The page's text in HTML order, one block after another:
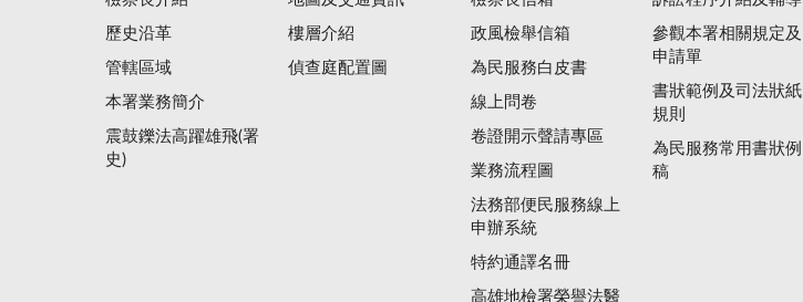
歷史沿革
管轄區域
本署業務簡介
震鼓鑠法高躍雄飛(署
史)
樓層介紹
偵查庭配置圖
政風檢舉信箱
為民服務白皮書
線上問卷
卷證開示聲請專區
業務流程圖
法務部便民服務線上
申辦系統
特約通譯名冊
高雄地檢署榮譽法醫
參觀本署相關規定及
申請單
書狀範例及司法狀紙
規則
為民服務常用書狀例
稿